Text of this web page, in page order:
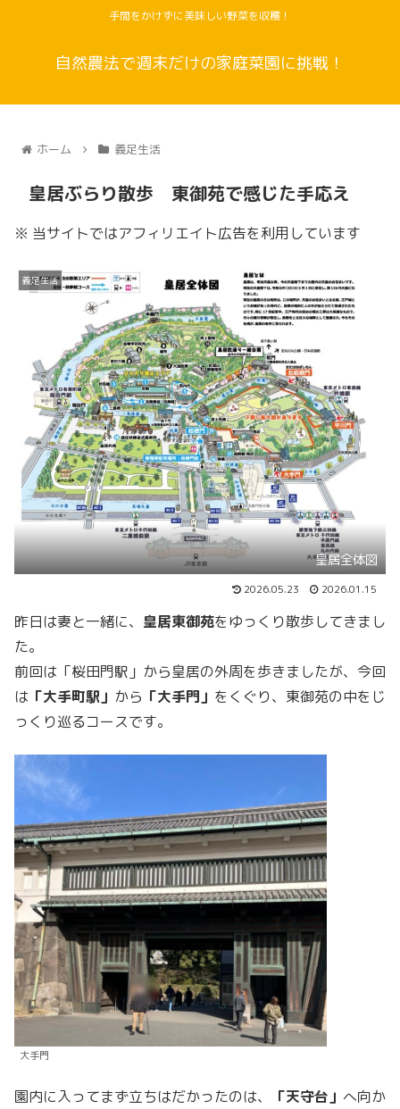
手間をかけずに美味しい野菜を収穫！
自然農法で週末だけの家庭菜園に挑戦！
ホーム 義足生活
皇居ぶらり散歩 東御苑で感じた手応え
※ 当サイトではアフィリエイト広告を利用しています
義足生活
皇居全体図
2026.05.23 2026.01.15
昨日は妻と一緒に、 皇居東御苑をゆっくり散歩してきまし
た。
前回は「桜田門駅」から皇居の外周を歩きましたが、今回
は 「大手町駅」 から 「大手門」 をくぐり、東御苑の中をじ
っくり巡るコースです。
大手門
園内に入ってまず立ちはだかったのは、 「天守台」 へ向か